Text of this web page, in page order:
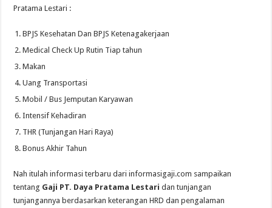
Pratama Lestari :
BPJS Kesehatan Dan BPJS Ketenagakerjaan
Medical Check Up Rutin Tiap tahun
Makan
Uang Transportasi
Mobil / Bus Jemputan Karyawan
Intensif Kehadiran
THR (Tunjangan Hari Raya)
Bonus Akhir Tahun
Nah itulah informasi terbaru dari informasigaji.com sampaikan
tentang Gaji PT. Daya Pratama Lestaridan tunjangan
tunjangannya berdasarkan keterangan HRD dan pengalaman